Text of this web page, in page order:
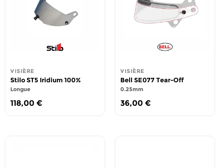
VISIÈRE
Stilo ST5 Iridium 100%
Longue
118,00 €
VISIÈRE
Bell SE077 Tear-Off
0.25mm
36,00 €